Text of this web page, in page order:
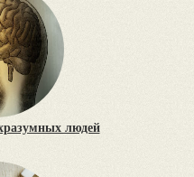
людей